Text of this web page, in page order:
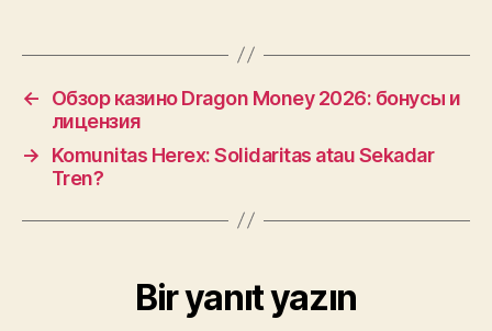
←
Обзор казино Dragon Money 2026: бонусы и
лицензия
→
Komunitas Herex: Solidaritas atau Sekadar
Tren?
Bir yanıt yazın